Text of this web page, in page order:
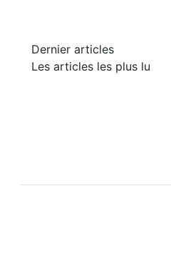
Dernier articles
Les articles les plus lu